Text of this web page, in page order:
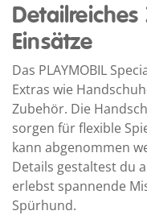
Einsätze
Das PLAYMOBIL
Extras wie
Zubehör. Die
sorgen für flexible
kann abgenommen
Details gestaltest du
erlebst spannende
Spürhund.